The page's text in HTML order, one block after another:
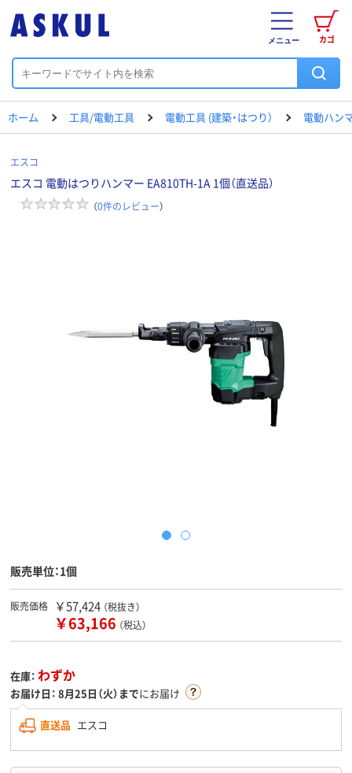
カゴ
メニュー
ホーム 工具/電動工具 電動工具 (建築・はつり） 電動ハン
エスコ
エスコ 電動はつりハンマー EA810TH-1A 1個（直送品）
（0件のレビュー）
販売単位：1個
販売価格 ￥57,424 （税抜き）
￥63,166 （税込）
在庫： わずか
お届け日： 8月25日（火）までにお届け
直送品 エスコ